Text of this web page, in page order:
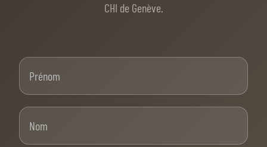
CHI de Genève.